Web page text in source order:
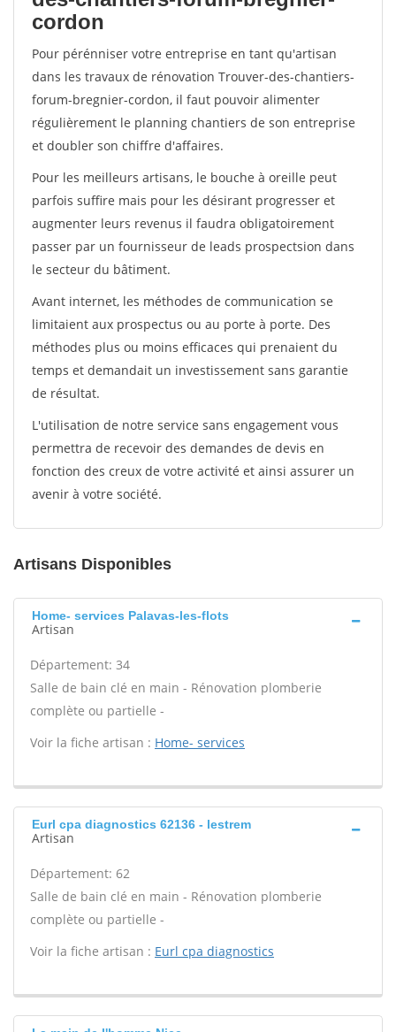
cordon
Pour pérénniser votre entreprise en tant qu'artisan
dans les travaux de rénovation Trouver-des-chantiers-
forum-bregnier-cordon, il faut pouvoir alimenter
régulièrement le planning chantiers de son entreprise
et doubler son chiffre d'affaires.
Pour les meilleurs artisans, le bouche à oreille peut
parfois suffire mais pour les désirant progresser et
augmenter leurs revenus il faudra obligatoirement
passer par un fournisseur de leads prospectsion dans
le secteur du bâtiment.
Avant internet, les méthodes de communication se
limitaient aux prospectus ou au porte à porte. Des
méthodes plus ou moins efficaces qui prenaient du
temps et demandait un investissement sans garantie
de résultat.
L'utilisation de notre service sans engagement vous
permettra de recevoir des demandes de devis en
fonction des creux de votre activité et ainsi assurer un
avenir à votre société.
Artisans Disponibles
Home- services Palavas-les-flots
Artisan
Département: 34
Salle de bain clé en main - Rénovation plomberie
complète ou partielle -
Voir la fiche artisan : Home- services
Eurl cpa diagnostics 62136 - lestrem
Artisan
Département: 62
Salle de bain clé en main - Rénovation plomberie
complète ou partielle -
Voir la fiche artisan : Eurl cpa diagnostics